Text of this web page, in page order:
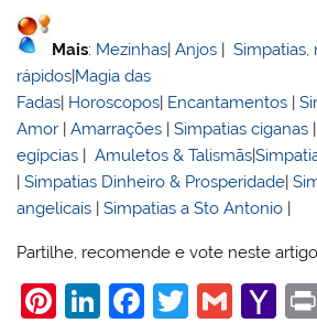
Mais: Mezinhas |Anjos |Simpatias,
rápidos Magia das
Fadas Horoscopos Encantamentos |
Amor |Amarrações |Simpatias ciganas
egípcias |Amuletos & Talismãs|
|Simpatias Dinheiro & Prosperidade |
angelicais |Simpatias a Sto Antonio
Partilhe, recomende e vote neste artigo
Pi
Li
F
T
G
Y